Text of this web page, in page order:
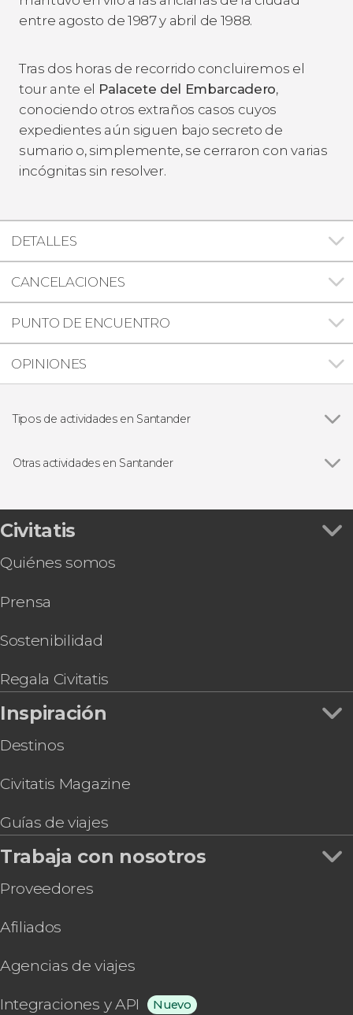
entre agosto de 1987 y abril de 1988.
Tras dos horas de recorrido concluiremos el
tour ante el Palacete del Embarcadero,
conociendo otros extraños casos cuyos
expedientes aún siguen bajo secreto de
sumario o, simplemente, se cerraron con varias
incógnitas sin resolver.
DETALLES
CANCELACIONES
PUNTO DE ENCUENTRO
OPINIONES
Tipos de actividades en Santander
Free Tour
Otras actividades en Santander
Descenso del Pas en canoa
Autobús turístico de Santander + Tren turístico
Tour en kayak por la bahía de Santander
Senderismo por la Costa Quebrada
Magdalena
Civitatis
Quiénes somos
Prensa
Sostenibilidad
Regala Civitatis
Inspiración
Destinos
Civitatis Magazine
Guías de viajes
Trabaja con nosotros
Proveedores
Afiliados
Agencias de viajes
Integraciones y API Nuevo